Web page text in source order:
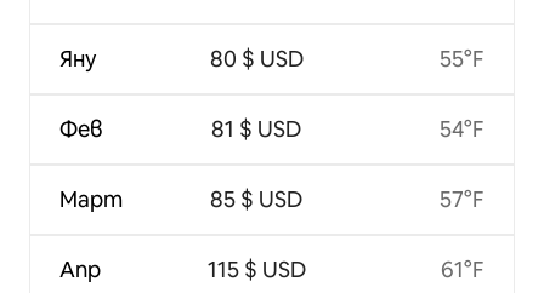
Яну
Фев
Март
Апр
80 $ USD
81 $ USD
85 $ USD
115 $ USD
55°F
54°F
57°F
61°F